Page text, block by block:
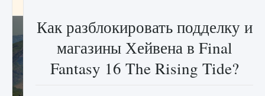
Как разблокировать подделку и
магазины Хейвена в Final
Fantasy 16 The Rising Tide?